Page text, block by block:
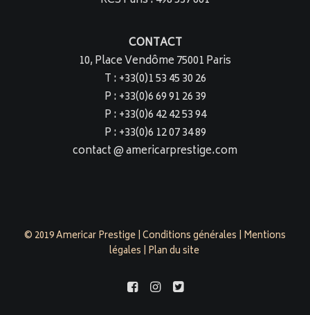
CONTACT
10, Place Vendôme 75001 Paris
T : +33(0)1 53 45 30 26
P : +33(0)6 69 91 26 39
P : +33(0)6 42 42 53 94
P : +33(0)6 12 07 34 89
contact @ americarprestige.com
© 2019 Americar Prestige |Conditions générales | Mentions
légales | Plan du site